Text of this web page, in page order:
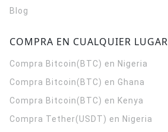
Blog
COMPRA EN CUALQUIER LUGAR
Compra Bitcoin(BTC) en Nigeria
Compra Bitcoin(BTC) en Ghana
Compra Bitcoin(BTC) en Kenya
Compra Tether(USDT) en Nigeria